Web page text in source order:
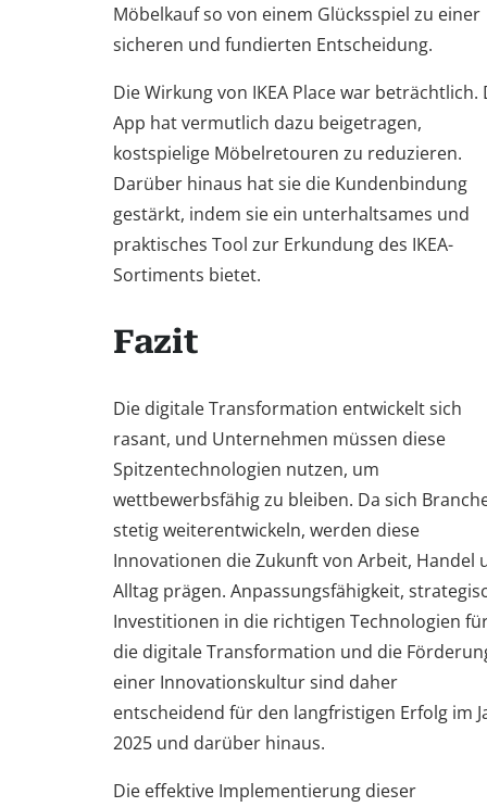
Möbelkauf so von einem Glücksspiel zu einer
sicheren und fundierten Entscheidung.
Die Wirkung von IKEA Place war beträchtlich.
App hat vermutlich dazu beigetragen,
kostspielige Möbelretouren zu reduzieren.
Darüber hinaus hat sie die Kundenbindung
gestärkt, indem sie ein unterhaltsames und
praktisches Tool zur Erkundung des IKEA-
Sortiments bietet.
Fazit
Die digitale Transformation entwickelt sich
rasant, und Unternehmen müssen diese
Spitzentechnologien nutzen, um
wettbewerbsfähig zu bleiben. Da sich
stetig weiterentwickeln, werden diese
Innovationen die Zukunft von Arbeit, Handel
Alltag prägen. Anpassungsfähigkeit,
Investitionen in die richtigen Technologien
die digitale Transformation und die
einer Innovationskultur sind daher
entscheidend für den langfristigen Erfolg im
2025 und darüber hinaus.
Die effektive Implementierung dieser